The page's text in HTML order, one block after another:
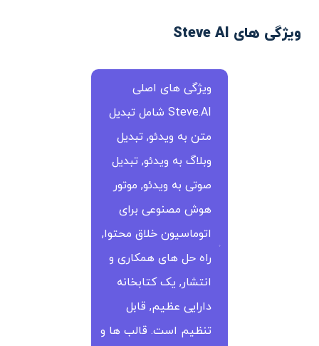
ویژگی های Steve AI
ویژگی های اصلی
Steve.AI شامل تبدیل
متن به ویدئو, تبدیل
وبلاگ به ویدئو, تبدیل
صوتی به ویدئو, موتور
هوش مصنوعی برای
اتوماسیون خلاق محتوا,
راه حل های همکاری و
انتشار, یک کتابخانه
دارایی عظیم, قابل
تنظیم است. قالب ها و